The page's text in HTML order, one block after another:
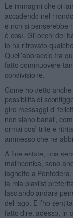
Le immagini che ci
accadendo nel
e non si penserebbe
è così. Gli occhi del
lo ha ritrovato
Quell’abbraccio tra
fatto commuovere
condivisione.
Come ho detto
possibilità di
giro messaggi di
non siano banali,
ormai così trite e
ammesso che ne
A fine estate, una
malinconica, sono
laghetto a
la mia playlist
lasciando andare
del lago. E l’ho
fatto dire: adesso, in